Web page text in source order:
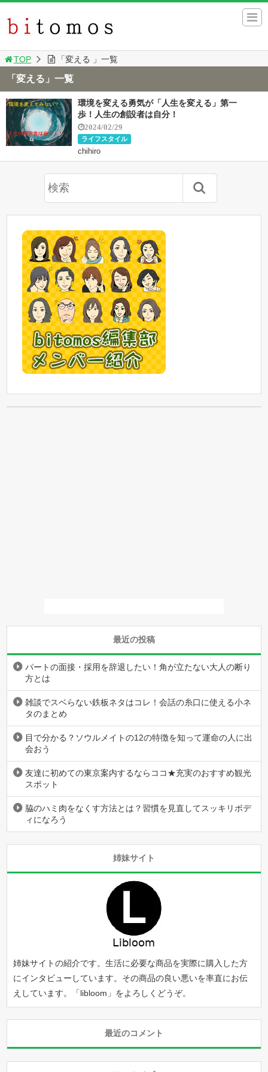
TOP 「変える 」一覧
「変える」一覧
環境を変える勇気が「人生を変える」第一
歩！人生の創設者は自分！
2024/02/29
ライフスタイル
chihiro
最近の投稿
パートの面接・採用を辞退したい！角が立たない大人の断り
方とは
雑談でスベらない鉄板ネタはコレ！会話の糸口に使える小ネ
タのまとめ
目で分かる？ソウルメイトの12の特徴を知って運命の人に出
会おう
友達に初めての東京案内するならココ★充実のおすすめ観光
スポット
脇のハミ肉をなくす方法とは？習慣を見直してスッキリボデ
ィになろう
姉妹サイト
姉妹サイトの紹介です。生活に必要な商品を実際に購入した方
にインタビューしています。その商品の良い悪いを率直にお伝
えしています。「libloom 」をよろしくどうぞ。
最近のコメント